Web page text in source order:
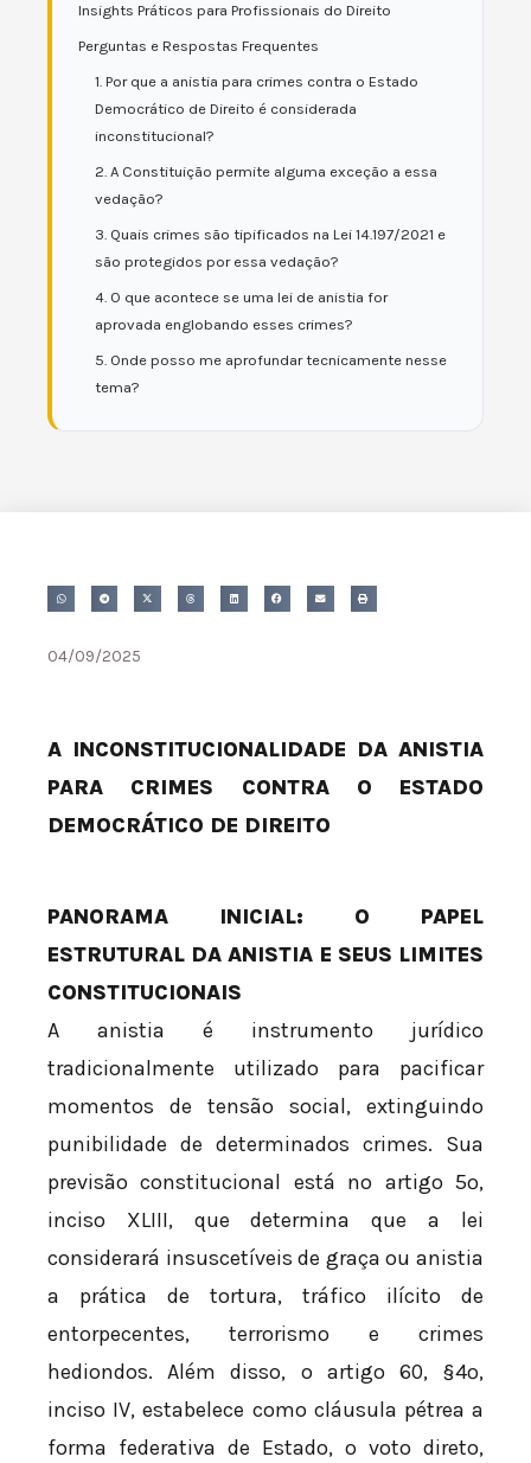
Insights Práticos para Profissionais do Direito
Perguntas e Respostas Frequentes
1. Por que a anistia para crimes contra o Estado
Democrático de Direito é considerada
inconstitucional?
2. A Constituição permite alguma exceção a essa
vedação?
3. Quais crimes são tipificados na Lei 14.197/2021 e
são protegidos por essa vedação?
4. O que acontece se uma lei de anistia for
aprovada englobando esses crimes?
5. Onde posso me aprofundar tecnicamente nesse
tema?
04/09/2025
A INCONSTITUCIONALIDADE DA ANISTIA
PARA CRIMES CONTRA O ESTADO
DEMOCRÁTICO DE DIREITO
PANORAMA INICIAL: O PAPEL
ESTRUTURAL DA ANISTIA E SEUS LIMITES
CONSTITUCIONAIS
A anistia é instrumento jurídico
tradicionalmente utilizado para pacificar
momentos de tensão social, extinguindo
punibilidade de determinados crimes. Sua
previsão constitucional está no artigo 5º,
inciso XLIII, que determina que a lei
considerará insuscetíveis de graça ou anistia
a prática de tortura, tráfico ilícito de
entorpecentes, terrorismo e crimes
hediondos. Além disso, o artigo 60, §4º,
inciso IV, estabelece como cláusula pétrea a
forma federativa de Estado, o voto direto,